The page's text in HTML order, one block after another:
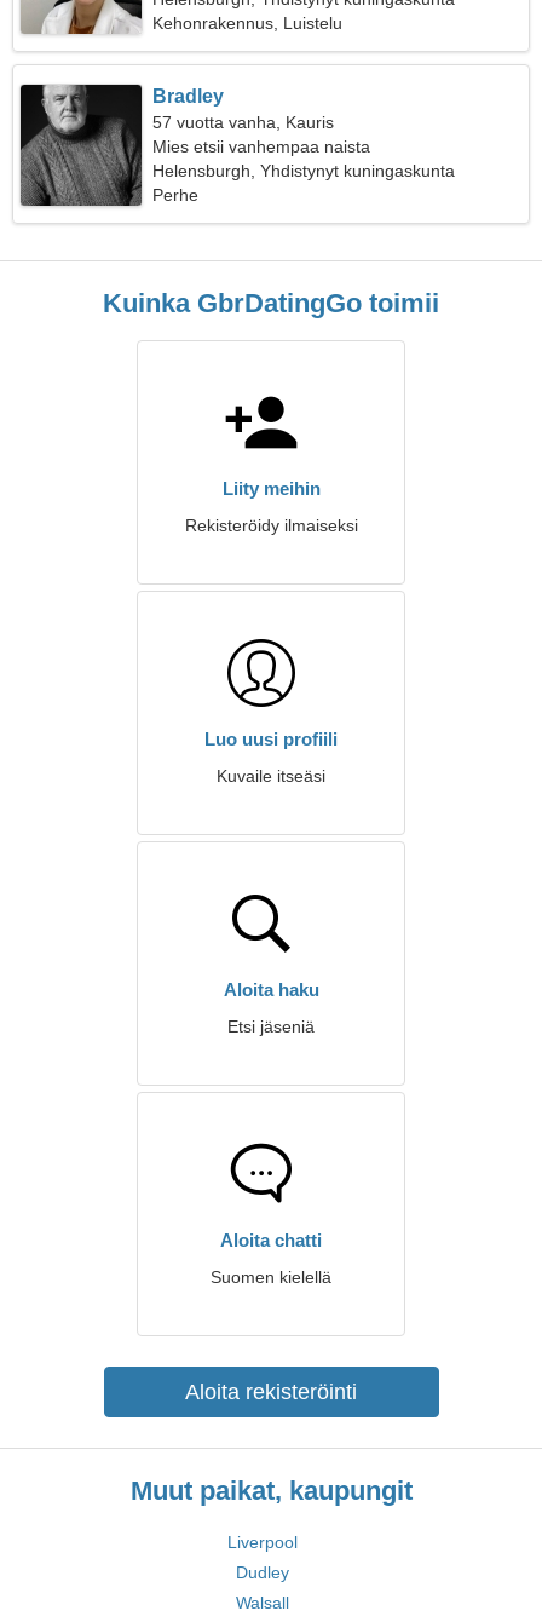
Kehonrakennus, Luistelu
Bradley
57 vuotta vanha, Kauris
Mies etsii vanhempaa naista
Helensburgh, Yhdistynyt kuningaskunta
Perhe
Kuinka GbrDatingGo toimii
Liity meihin
Rekisteröidy ilmaiseksi
Luo uusi profiili
Kuvaile itseäsi
Aloita haku
Etsi jäseniä
Aloita chatti
Suomen kielellä
Aloita rekisteröinti
Muut paikat, kaupungit
Liverpool
Dudley
Walsall